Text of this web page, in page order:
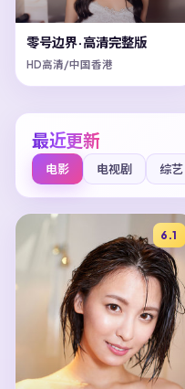
零号边界·高清完整版
HD高清/中国香港
最近更新
电影 电视剧 综艺
6.1